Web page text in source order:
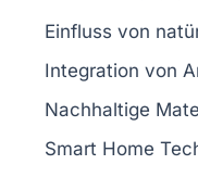
Einfluss von
Integration von
Nachhaltige
Smart Home